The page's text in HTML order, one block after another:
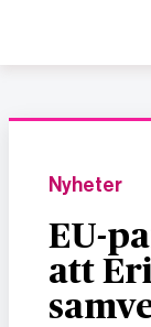
Nyheter
EU-
att